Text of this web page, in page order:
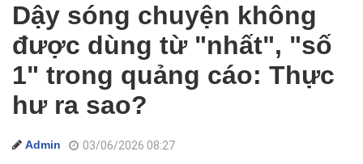
Dậy sóng chuyện không
được dùng từ "nhất", "số
1" trong quảng cáo: Thực
hư ra sao?
Admin 03/06/2026 08:27